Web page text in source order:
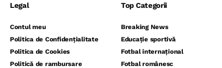
Legal
Contul meu
Politica de Confidențialitate
Politica de Cookies
Politică de rambursare
Top Categorii
Breaking News
Educație sportivă
Fotbal internațional
Fotbal românesc